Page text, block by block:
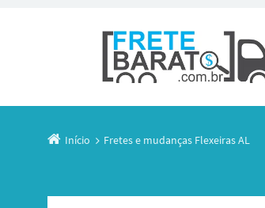
Início Fretes e mudanças Flexeiras AL